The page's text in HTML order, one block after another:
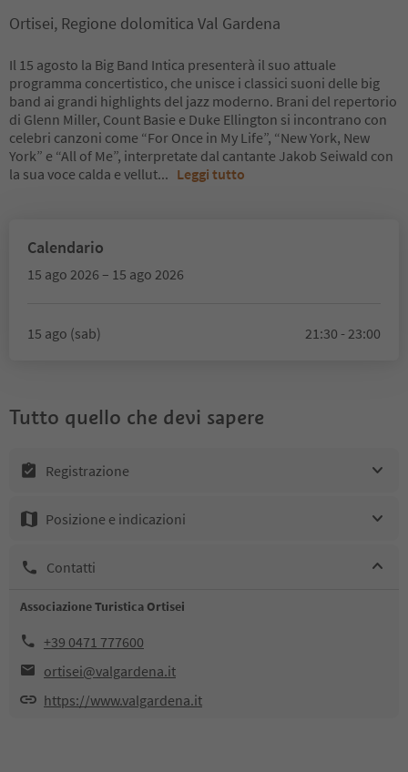
Ortisei, Regione dolomitica Val Gardena
Il 15 agosto la Big Band Intica presenterà il suo attuale
programma concertistico, che unisce i classici suoni delle big
band ai grandi highlights del jazz moderno. Brani del repertorio
di Glenn Miller, Count Basie e Duke Ellington si incontrano con
celebri canzoni come “For Once in My Life”, “New York, New
York” e “All of Me”, interpretate dal cantante Jakob Seiwald con
la sua voce calda e vellut... Leggi tutto
Calendario
15 ago 2026 – 15 ago 2026
15 ago (sab) 21:30 - 23:00
Tutto quello che devi sapere
Registrazione
Posizione e indicazioni
Contatti
Associazione Turistica Ortisei
+39 0471 777600
ortisei@valgardena.it
https://www.valgardena.it